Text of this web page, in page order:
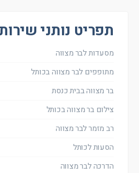
תפריט נותני שירות
מסעדות לבר מצווה
מתופפים לבר מצווה בכותל
בר מצווה בבית כנסת
צילום בר מצווה בכותל
רב מזמר לבר מצווה
הסעות לכותל
הדרכה לבר מצווה